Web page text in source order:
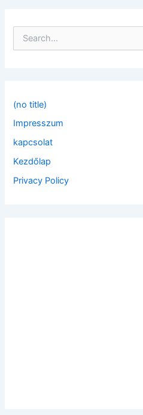
f
r
:
(no title)
Impresszum
kapcsolat
Kezdőlap
Privacy Policy